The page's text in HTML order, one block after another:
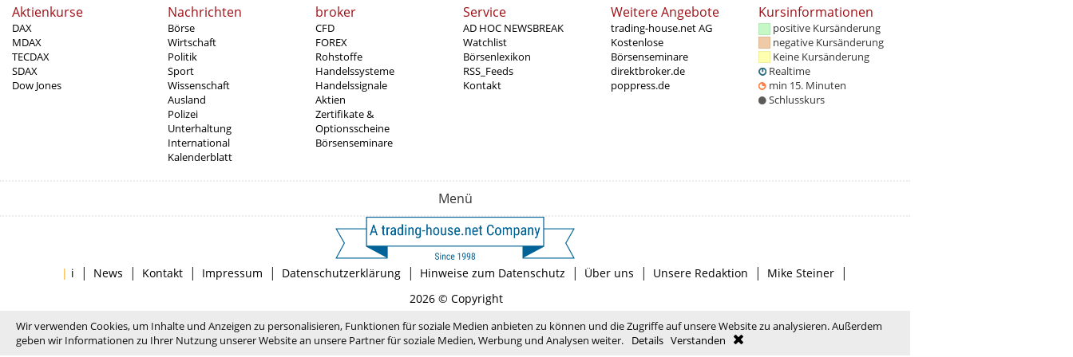
Aktienkurse
DAX
MDAX
TECDAX
SDAX
Dow Jones
Nachrichten
Börse
Wirtschaft
Politik
Sport
Wissenschaft
Ausland
Polizei
Unterhaltung
International
Kalenderblatt
broker
CFD
FOREX
Rohstoffe
Handelssysteme
Handelssignale
Aktien
Zertifikate &
Optionsscheine
Börsenseminare
Service
AD HOC NEWSBREAK
Watchlist
Börsenlexikon
RSS_Feeds
Kontakt
Weitere Angebote
trading-house.net AG
Kostenlose
Börsenseminare
direktbroker.de
poppress.de
Kursinformationen
positive Kursänderung
negative Kursänderung
Keine Kursänderung
Realtime
min 15. Minuten
Schlusskurs
Menü
| i | News | Kontakt | Impressum | Datenschutzerklärung | Hinweise zum Datenschutz | Über uns | Unsere Redaktion | Mike Steiner |
2026 © Copyright
Wir verwenden Cookies, um Inhalte und Anzeigen zu personalisieren, Funktionen für soziale Medien anbieten zu können und die Zugriffe auf unsere Website zu analysieren. Außerdem
geben wir Informationen zu Ihrer Nutzung unserer Website an unsere Partner für soziale Medien, Werbung und Analysen weiter.
Details Verstanden